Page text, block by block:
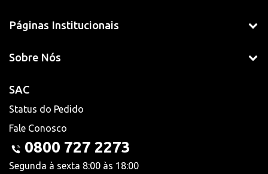
Páginas Institucionais
Sobre Nós
SAC
Status do Pedido
Fale Conosco
0800 727 2273
Segunda à sexta 8:00 às 18:00